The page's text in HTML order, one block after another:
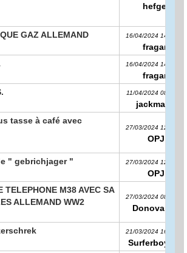
hefger
GAZ ALLEMAND 16/04/2024 14:15:23
fragan
16/04/2024 14:12:58
fragan
11/04/2024 08:23:31
jackmann
tasse à café avec
27/03/2024 12:18:32
OPJ
" gebrichjager " 27/03/2024 12:16:15
OPJ
TELEPHONE M38 AVEC SA
ALLEMAND WW2
27/03/2024 08:59:58
Donovan.M
21/03/2024 16:30:00
Surferboy056